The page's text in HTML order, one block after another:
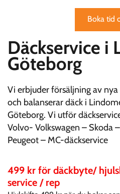
Boka tid
Däckservice i
Göteborg
Vi erbjuder försäljning av
och balanserar däck i
Göteborg. Vi utför
Volvo- Volkswagen – Skoda
Peugeot – MC-däckservice
499 kr för däckbyte/
service / rep